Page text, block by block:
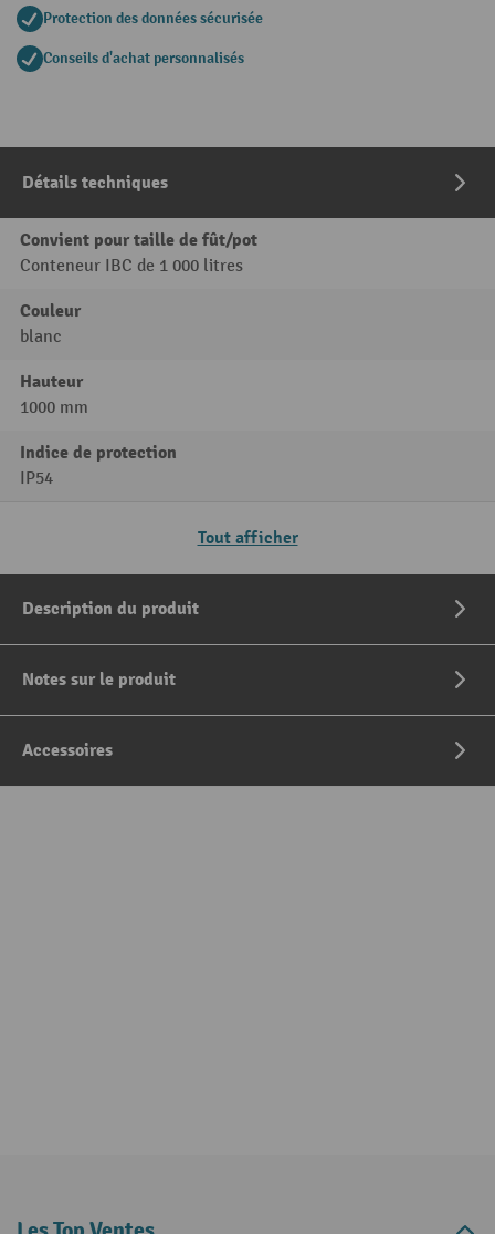
Protection des données sécurisée
Conseils d'achat personnalisés
Détails techniques
Convient pour taille de fût/pot
Conteneur IBC de 1 000 litres
Couleur
blanc
Hauteur
1000 mm
Indice de protection
IP54
Tout afficher
Description du produit
Notes sur le produit
Accessoires